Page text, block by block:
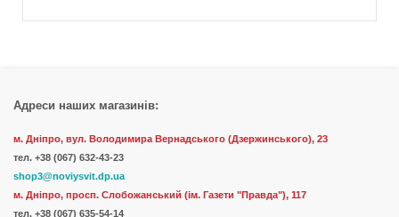
Адреси наших магазинів:
м. Дніпро, вул. Володимира Вернадського (Дзержинського), 23
тел. +38 (067) 632-43-23
shop3@noviysvit.dp.ua
м. Дніпро, просп. Слобожанський (ім. Газети "Правда"), 117
тел. +38 (067) 635-54-14